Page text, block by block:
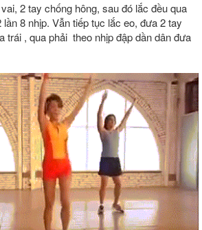
2 tay chống hông, sau đó lắc đều qua
8 nhịp. Vẫn tiếp tục lắc eo, đưa 2 tay
trái , qua phải theo nhịp đập dần dân đưa